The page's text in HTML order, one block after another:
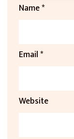
Name*
Email*
Website